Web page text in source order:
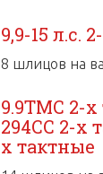
9,9-15 л.с.
8 шлицов на
9.9TMC 2-
294CC 2-х
х тактные